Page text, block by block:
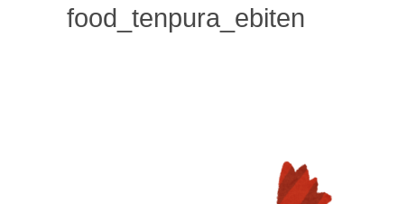
food_tenpura_ebiten